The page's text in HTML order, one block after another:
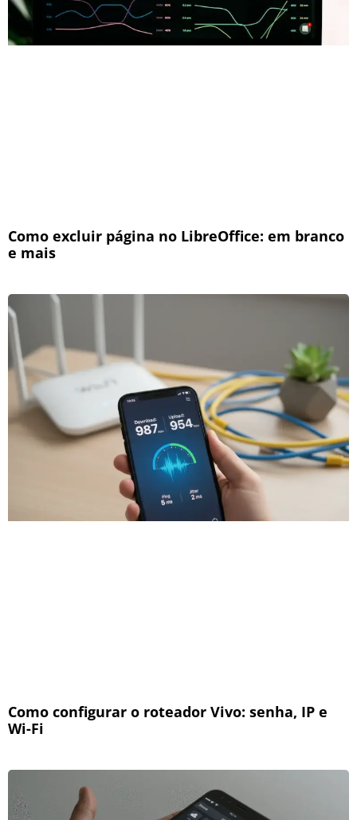
Como excluir página no LibreOffice: em branco
e mais
Como configurar o roteador Vivo: senha, IP e
Wi-Fi